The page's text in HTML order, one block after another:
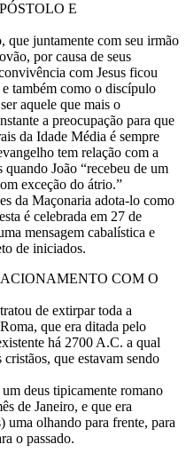
E
que juntamente com seu irmão
por causa de seus
com Jesus ficou
também como o discípulo
aquele que mais o
a preocupação para que
da Idade Média é sempre
tem relação com a
João “recebeu de um
exceção do átrio.”
da Maçonaria adota-lo como
é celebrada em 27 de
mensagem cabalística e
de iniciados.
COM O
de extirpar toda a
que era ditada pelo
há 2700 A.C. a qual
que estavam sendo
deus tipicamente romano
de Janeiro, e que era
uma olhando para frente, para
o passado.